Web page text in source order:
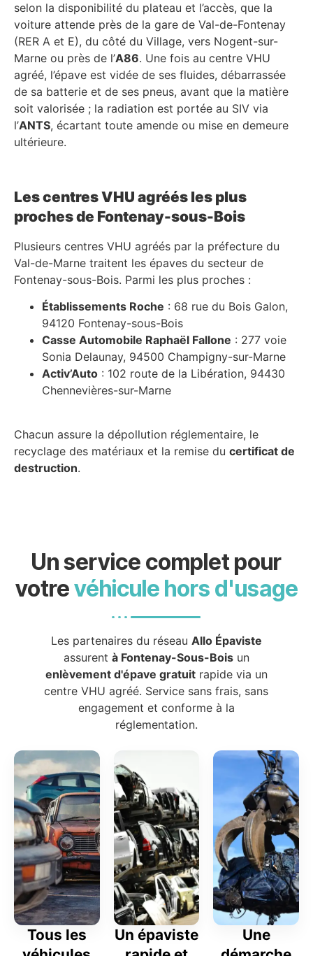
selon la disponibilité du plateau et l’accès, que la
voiture attende près de la gare de Val-de-Fontenay
(RER A et E), du côté du Village, vers Nogent-sur-
Marne ou près de l’A86. Une fois au centre VHU
agréé, l’épave est vidée de ses fluides, débarrassée
de sa batterie et de ses pneus, avant que la matière
soit valorisée ; la radiation est portée au SIV via
l’ANTS, écartant toute amende ou mise en demeure
ultérieure.
Les centres VHU agréés les plus
proches de Fontenay-sous-Bois
Plusieurs centres VHU agréés par la préfecture du
Val-de-Marne traitent les épaves du secteur de
Fontenay-sous-Bois. Parmi les plus proches :
Établissements Roche : 68 rue du Bois Galon,
94120 Fontenay-sous-Bois
Casse Automobile Raphaël Fallone : 277 voie
Sonia Delaunay, 94500 Champigny-sur-Marne
Activ’Auto : 102 route de la Libération, 94430
Chennevières-sur-Marne
Chacun assure la dépollution réglementaire, le
recyclage des matériaux et la remise du certificat de
destruction.
Un service complet pour
votrevéhicule hors d'usage
Les partenaires du réseau Allo Épaviste
assurent à Fontenay-Sous-Boisun
enlèvement d'épave gratuitrapide via un
centre VHU agréé. Service sans frais, sans
engagement et conforme à la
réglementation.
Tous les
Un épaviste
Une